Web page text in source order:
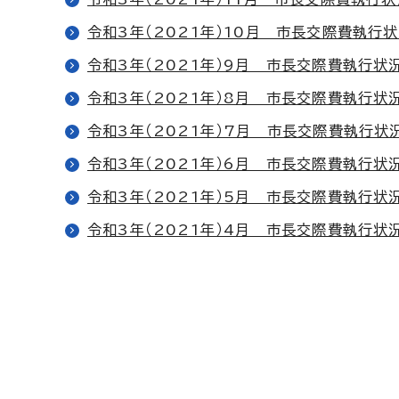
令和3年（2021年）10月 市長交際費執行
令和3年（2021年）9月 市長交際費執行状
令和3年（2021年）8月 市長交際費執行状
令和3年（2021年）7月 市長交際費執行状
令和3年（2021年）6月 市長交際費執行状
令和3年（2021年）5月 市長交際費執行状
令和3年（2021年）4月 市長交際費執行状